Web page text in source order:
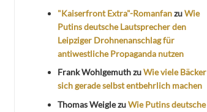
"Kaiserfront Extra"-RomanfanzuWie
Putins deutsche Lautsprecher den
Leipziger Drohnenanschlag für
antiwestliche Propaganda nutzen
Frank WohlgemuthzuWie viele Bäcker
sich gerade selbst entbehrlich machen
Thomas WeiglezuWie Putins deutsche